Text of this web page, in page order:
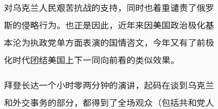
对乌克兰人民艰苦抗战的支持，同时也着重谴责了俄罗
斯的侵略行为。也正是因此，近年来因美国政治极化基
本沦为执政党单方面表演的国情咨文，今年又有了前极
化时代团结美国上下一同向前看的类似效果。
拜登长达一个小时零两分钟的演讲，起码在谈到乌克兰
和外交事务的部分，都得到了全场观众（包括共和党人